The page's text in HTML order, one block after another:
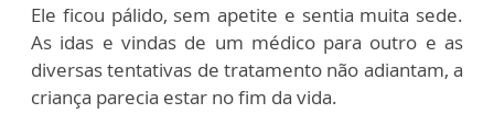
Ele ficou pálido, sem apetite e sentia muita sede.
As idas e vindas de um médico para outro e as
diversas tentativas de tratamento não adiantam, a
criança parecia estar no fim da vida.